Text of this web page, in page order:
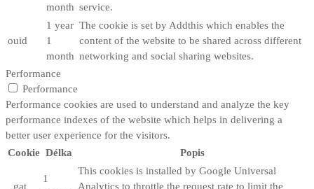
month service.
ouid
1 year
1
month
The cookie is set by Addthis which enables the
content of the website to be shared across different
networking and social sharing websites.
Performance
Performance
Performance cookies are used to understand and analyze the key
performance indexes of the website which helps in delivering a
better user experience for the visitors.
Cookie Délka Popis
_gat
1
This cookies is installed by Google Universal
Analytics to throttle the request rate to limit the